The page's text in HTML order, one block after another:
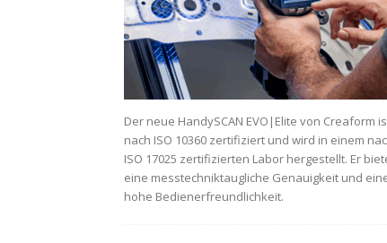
Der neue HandySCAN EVO|Elite von Creaform
nach ISO 10360 zertifiziert und wird in einem
ISO 17025 zertifizierten Labor hergestellt. Er
eine messtechniktaugliche Genauigkeit und
hohe Bedienerfreundlichkeit.